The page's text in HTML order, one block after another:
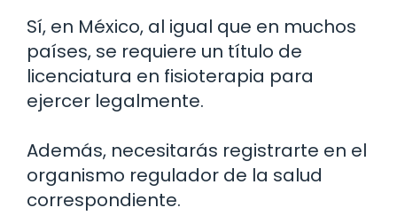
Sí, en México, al igual que en muchos
países, se requiere un título de
licenciatura en fisioterapia para
ejercer legalmente.
Además, necesitarás registrarte en el
organismo regulador de la salud
correspondiente.